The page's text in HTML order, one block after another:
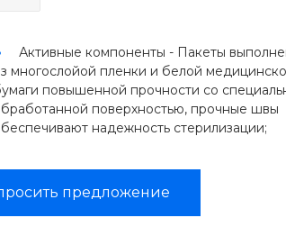
Активные компоненты - Пакеты
многослойой пленки и белой
повышенной прочности со
поверхностью, прочные швы
надежность стерилизации;
предложение